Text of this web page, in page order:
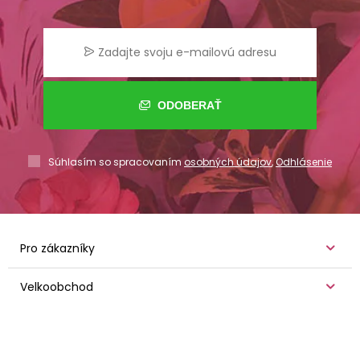
ODOBERAŤ
Súhlasím so spracovaním osobných údajov,Odhlásenie
Pro zákazníky
Velkoobchod